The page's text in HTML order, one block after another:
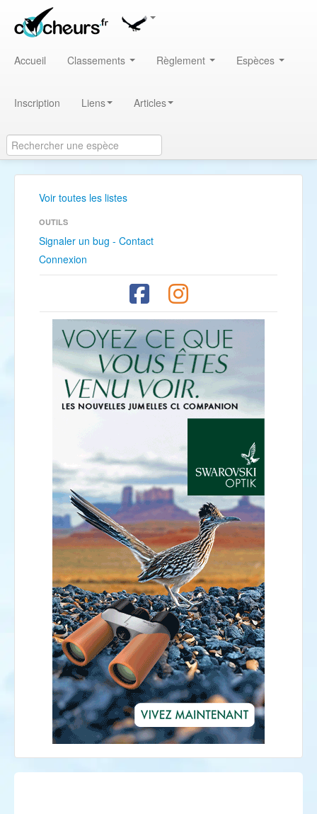
Accueil Classements Règlement Espèces
Inscription Liens Articles
Voir toutes les listes
OUTILS
Signaler un bug - Contact
Connexion